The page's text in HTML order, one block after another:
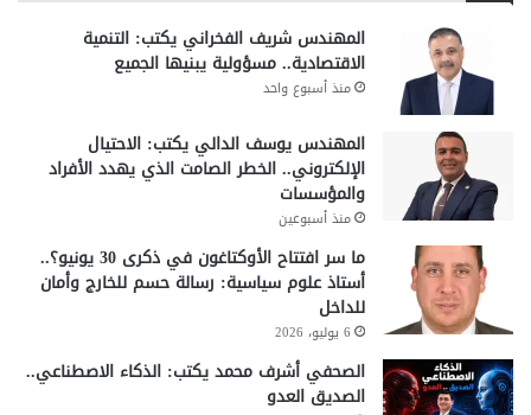
المهندس شريف الفخراني يكتب: التنمية
الاقتصادية.. مسؤولية يبنيها الجميع
منذ أسبوع واحد
المهندس يوسف الدالي يكتب: الاحتيال
الإلكتروني.. الخطر الصامت الذي يهدد الأفراد
والمؤسسات
منذ أسبوعين
ما سر افتتاح الأوكتاغون في ذكرى 30 يونيو؟..
أستاذ علوم سياسية: رسالة حسم للخارج وأمان
للداخل
6 يوليو، 2026
الصحفي أشرف محمد يكتب: الذكاء الاصطناعي..
الصديق العدو